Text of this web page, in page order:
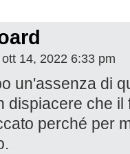
14, 2022 6:33 pm
un'assenza di
dispiacere che
perché per